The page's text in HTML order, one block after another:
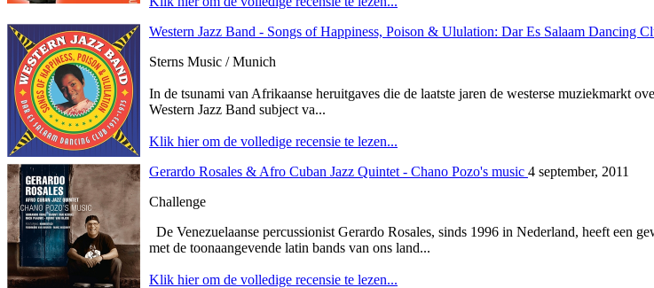
Western Jazz Band - Songs of Happiness, Poison & Ululation: Dar Es Salaam Dancing
Sterns Music / Munich
In de tsunami van Afrikaanse heruitgaves die de laatste jaren de westerse muziekmarkt
Western Jazz Band subject va...
Klik hier om de volledige recensie te lezen...
Gerardo Rosales & Afro Cuban Jazz Quintet - Chano Pozo's music 4 september, 2011
Challenge
De Venezuelaanse percussionist Gerardo Rosales, sinds 1996 in Nederland, heeft
met de toonaangevende latin bands van ons land...
Klik hier om de volledige recensie te lezen...